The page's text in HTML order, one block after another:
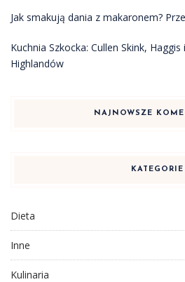
Jak smakują dania z makaronem?
Kuchnia Szkocka: Cullen Skink,
Highlandów
NAJNOWSZE
KATEGORIE
Dieta
Inne
Kulinaria